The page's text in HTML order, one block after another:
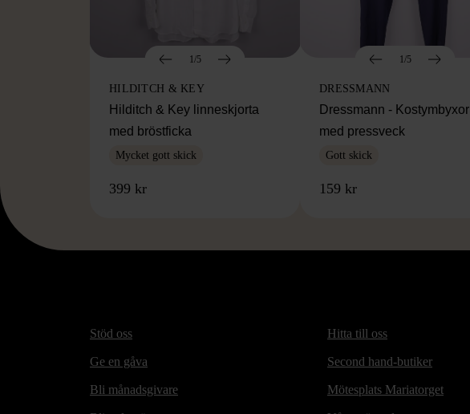
1/5
HILDITCH & KEY
Hilditch & Key linneskjorta
med bröstficka
Mycket gott skick
399 kr
1/5
DRESSMANN
Dressmann - Kostymbyxor
med pressveck
Gott skick
159 kr
Stöd oss
Ge en gåva
Bli månadsgivare
Hitta till oss
Second hand-butiker
Mötesplats Mariatorget